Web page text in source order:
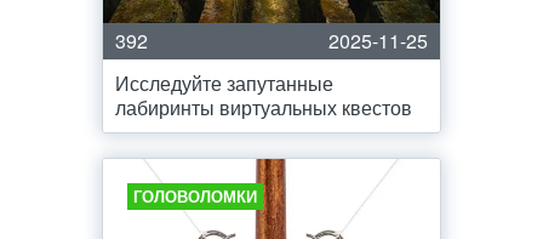
392
2025-11-25
Исследуйте запутанные
лабиринты виртуальных квестов
ГОЛОВОЛОМКИ